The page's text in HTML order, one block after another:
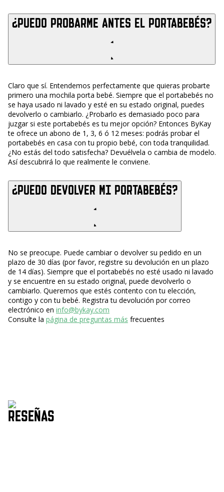
¿Puedo probarme antes el portabebés?
Claro que sí. Entendemos perfectamente que quieras probarte
primero una mochila porta bebé. Siempre que el portabebés no
se haya usado ni lavado y esté en su estado original, puedes
devolverlo o cambiarlo. ¿Probarlo es demasiado poco para
juzgar si este portabebés es tu mejor opción? Entonces ByKay
te ofrece un abono de 1, 3, 6 ó 12 meses: podrás probar el
portabebés en casa con tu propio bebé, con toda tranquilidad.
¿No estás del todo satisfecha? Devuélvela o cambia de modelo.
Así descubrirá lo que realmente le conviene.
¿Puedo devolver mi portabebés?
No se preocupe. Puede cambiar o devolver su pedido en un
plazo de 30 días (por favor, registre su devolución en un plazo
de 14 días). Siempre que el portabebés no esté usado ni lavado
y se encuentre en su estado original, puede devolverlo o
cambiarlo. Queremos que estés contento con tu elección,
contigo y con tu bebé. Registra tu devolución por correo
electrónico en info@bykay.com
Consulte la página de preguntas más frecuentes
RESEÑAS